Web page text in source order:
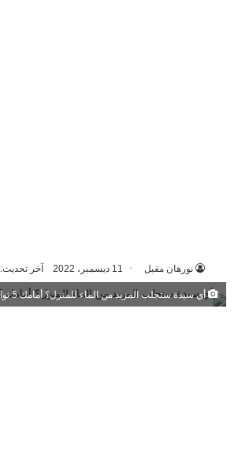
نورهان مقبل 11 ديسمبر، 2022 آخر تحديث: 11 ديسمبر، 2022
أي سيدة ستجلب المزيد من الماء للمنزل؟ أمامك 5 ثوانٍ للإجابة!